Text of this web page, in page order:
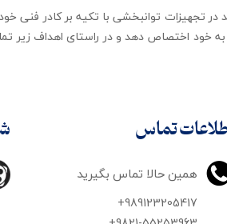
تماس
همین حالا تماس بگیرید
+989123205417
مهر ایرانیان با بیش از 20 سال سابقه تولید در تجهیزات
خود اختصاص دهد و در راستای اهداف زیر